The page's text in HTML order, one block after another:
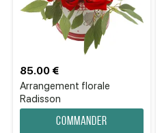
Arrangement florale
Radisson
85.00 €
Commander